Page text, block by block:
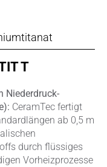
T
Niederdruck-
CeramTec fertigt
ab 0,5 m
durch flüssiges
Vorheizprozesse